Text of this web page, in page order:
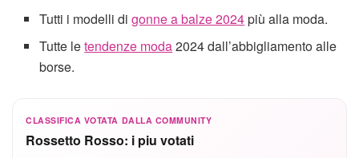
Tutti i modelli digonne a balze 2024più alla moda.
Tutte letendenze moda2024 dall’abbigliamento alle
borse.
CLASSIFICA VOTATA DALLA COMMUNITY
Rossetto Rosso: i piu votati